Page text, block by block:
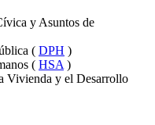
y Asuntos de
( DPH )
( HSA )
Vivienda y el Desarrollo